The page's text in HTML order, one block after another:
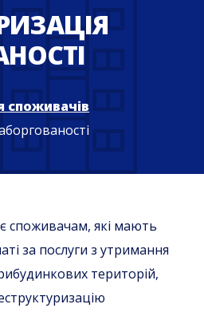
споживачів
які мають
за послуги з утримання
територій,